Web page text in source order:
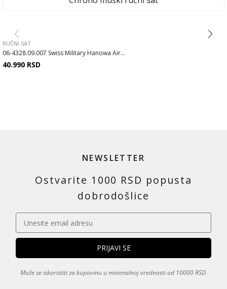
RUČNI SAT
06-4328.09.007 Swiss Military Hanowa Air...
40.990 RSD
NEWSLETTER
Ostvarite 1000 RSD popusta
dobrodošlice
Može se iskoristiti za kupovinu u minimalnoj vrednosti od 10000 RSD.